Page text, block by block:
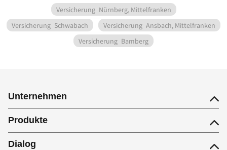
Versicherung Nürnberg, Mittelfranken
Versicherung Schwabach Versicherung Ansbach, Mittelfranken
Versicherung Bamberg
Unternehmen
Produkte
Dialog